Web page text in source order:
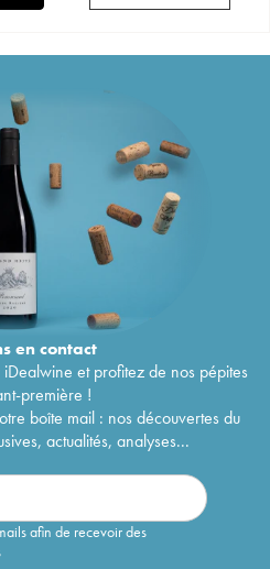
encontact
et profitez de nos pépites
première !
boîte mail : nos découvertes du
actualités, analyses...
afin de recevoir des